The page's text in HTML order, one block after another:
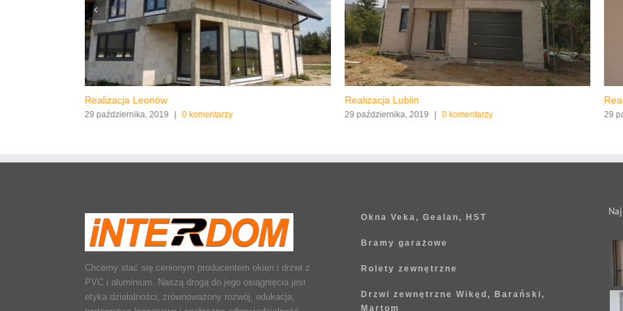
Realizacja Leonów
29 października, 2019 0 komentarzy
Realizacja Lublin
29 października, 2019 0 komentarzy 29
Chcemy stać się cenionym producentem okien i drzwi z
PVC i aluminium. Naszą drogą do jego osiągnięcia jest
etyka działalności, zrównoważony rozwój, edukacja,
Okna Veka, Gealan, HST
Bramy garażowe
Rolety zewnętrzne
Drzwi zewnętrzne Wikęd, Barański,
Martom